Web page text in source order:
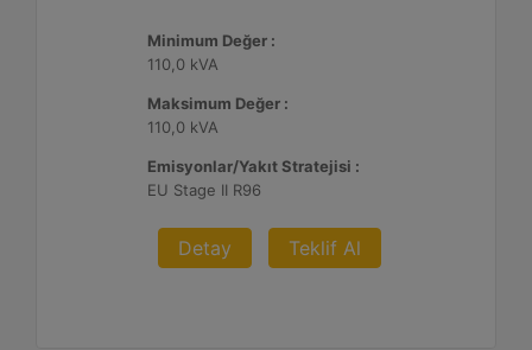
Minimum Değer :
110,0 kVA
Maksimum Değer :
110,0 kVA
Emisyonlar/Yakıt Stratejisi :
EU Stage II R96
Detay Teklif Al